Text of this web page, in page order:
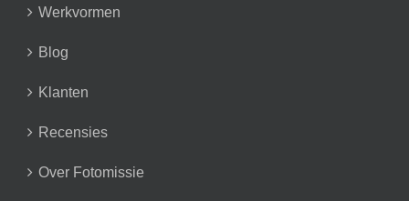
Werkvormen
Blog
Klanten
Recensies
Over Fotomissie